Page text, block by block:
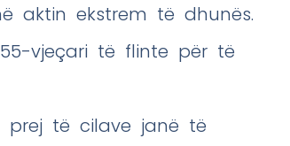
aktin ekstrem të dhunës.
vjeçari të flinte për të
prej të cilave janë të